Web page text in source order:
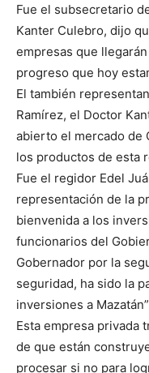
Fue el subsecretario
Kanter Culebro, dijo
empresas que
progreso que hoy
El también
Ramírez, el Doctor
abierto el mercado de
los productos de esta
Fue el regidor Edel
representación de la
bienvenida a los
funcionarios del
Gobernador por la
seguridad, ha sido la
inversiones a
Esta empresa privada
de que están
procesar si no para